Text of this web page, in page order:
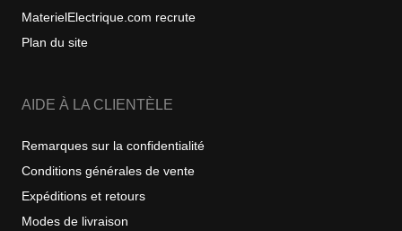
MaterielElectrique.com recrute
Plan du site
AIDE À LA CLIENTÈLE
Remarques sur la confidentialité
Conditions générales de vente
Expéditions et retours
Modes de livraison